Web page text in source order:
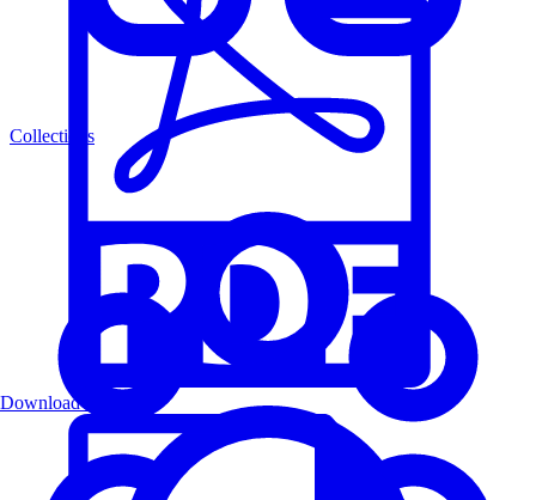
Collections
Download PDF